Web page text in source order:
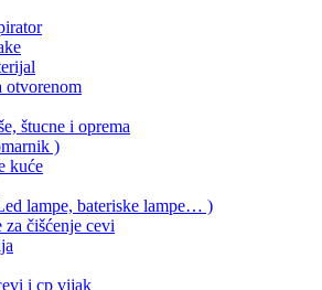
otvorenom
štucne i oprema
)
kuće
lampe, bateriske lampe… )
za čišćenje cevi
i cp vijak